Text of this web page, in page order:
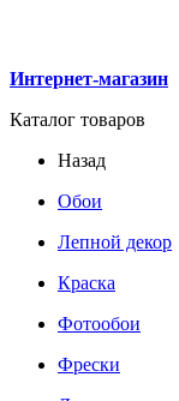
Интернет-магазин
Каталог товаров
Назад
Обои
Лепной декор
Краска
Фотообои
Фрески